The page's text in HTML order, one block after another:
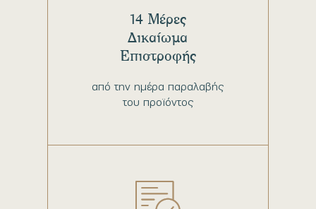
από την ημέρα παραλαβής
του προϊόντος
14 Μέρες
Δικαίωμα
Επιστροφής